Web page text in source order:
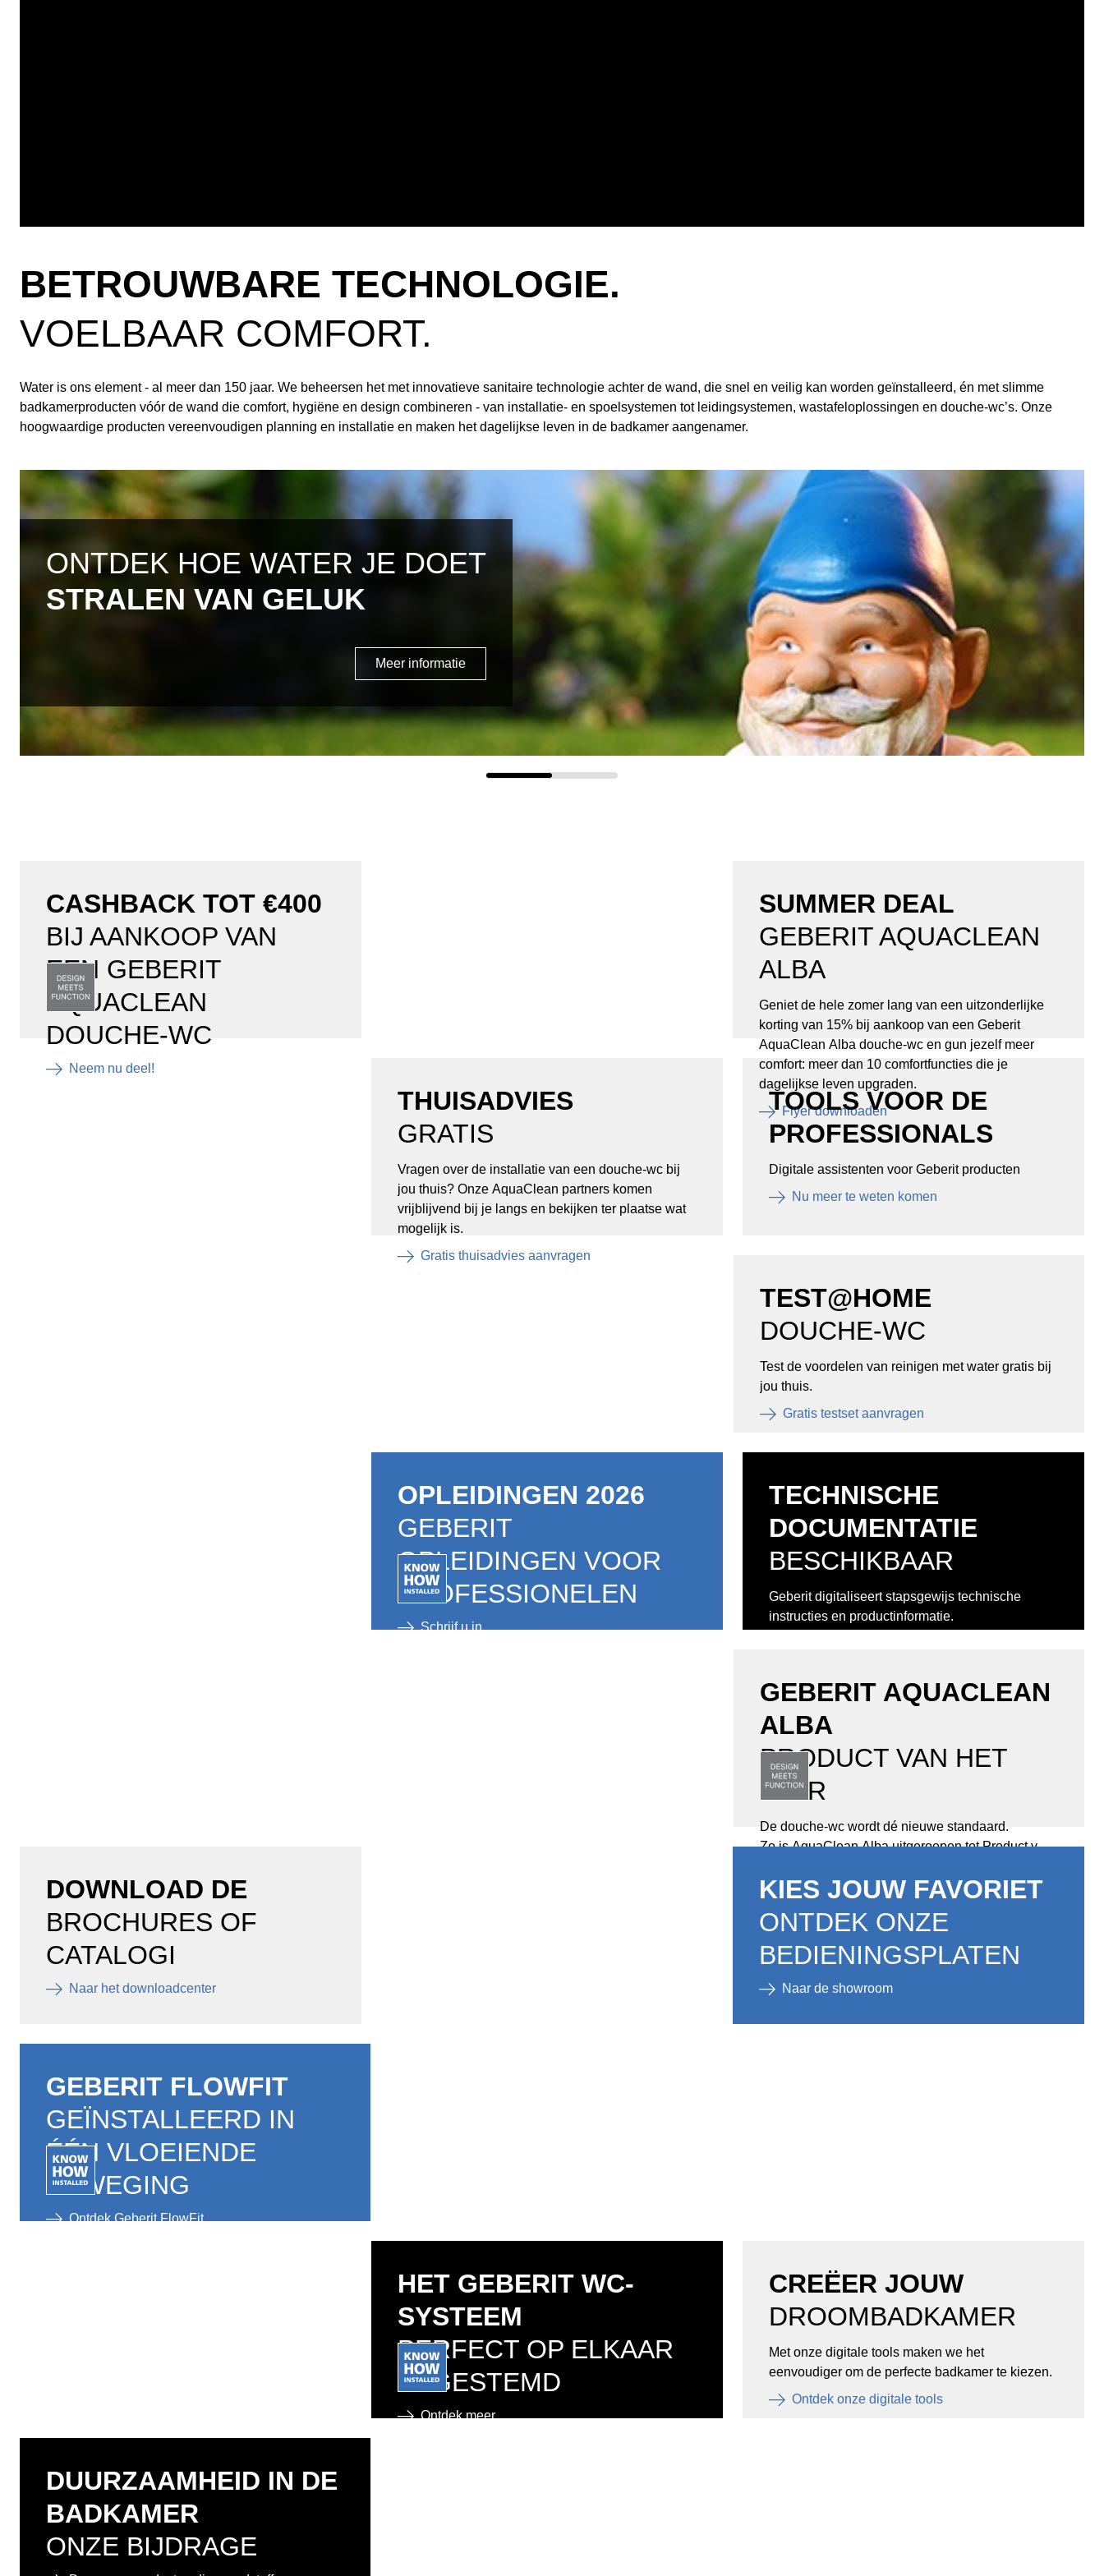
BETROUWBARE TECHNOLOGIE.
VOELBAAR COMFORT.
Water is ons element - al meer dan 150 jaar. We beheersen het met innovatieve sanitaire technologie achter de wand, die snel en veilig kan worden geïnstalleerd, én met slimme
badkamerproducten vóór de wand die comfort, hygiëne en design combineren - van installatie- en spoelsystemen tot leidingsystemen, wastafeloplossingen en douche-wc’s. Onze
hoogwaardige producten vereenvoudigen planning en installatie en maken het dagelijkse leven in de badkamer aangenamer.
ONTDEK HOE WATER JE DOET
STRALEN VAN GELUK
Meer informatie
CASHBACK TOT €400
BIJ AANKOOP VAN
EEN GEBERIT
AQUACLEAN
DOUCHE-WC
Neem nu deel!
SUMMER DEAL
GEBERIT AQUACLEAN
ALBA
Geniet de hele zomer lang van een uitzonderlijke
korting van 15% bij aankoop van een Geberit
AquaClean Alba douche-wc en gun jezelf meer
comfort: meer dan 10 comfortfuncties die je
dagelijkse leven upgraden.
Flyer downloaden
THUISADVIES
GRATIS
Vragen over de installatie van een douche-wc bij
jou thuis? Onze AquaClean partners komen
vrijblijvend bij je langs en bekijken ter plaatse wat
mogelijk is.
Gratis thuisadvies aanvragen
TOOLS VOOR DE
PROFESSIONALS
Digitale assistenten voor Geberit producten
Nu meer te weten komen
TEST@HOME
DOUCHE-WC
Test de voordelen van reinigen met water gratis bij
jou thuis.
Gratis testset aanvragen
OPLEIDINGEN 2026
GEBERIT
OPLEIDINGEN VOOR
PROFESSIONELEN
Schrijf u in
TECHNISCHE
DOCUMENTATIE
BESCHIKBAAR
Geberit digitaliseert stapsgewijs technische
instructies en productinformatie.
GEBERIT AQUACLEAN
ALBA
PRODUCT VAN HET
JAAR
De douche-wc wordt dé nieuwe standaard.
Zo is AquaClean Alba uitgeroepen tot Product van
DOWNLOAD DE
BROCHURES OF
CATALOGI
Naar het downloadcenter
KIES JOUW FAVORIET
ONTDEK ONZE
BEDIENINGSPLATEN
Naar de showroom
GEBERIT FLOWFIT
GEÏNSTALLEERD IN
ÉÉN VLOEIENDE
BEWEGING
Ontdek Geberit FlowFit
HET GEBERIT WC-
SYSTEEM
PERFECT OP ELKAAR
AFGESTEMD
Ontdek meer
CREËER JOUW
DROOMBADKAMER
Met onze digitale tools maken we het
eenvoudiger om de perfecte badkamer te kiezen.
Ontdek onze digitale tools
DUURZAAMHEID IN DE
BADKAMER
ONZE BIJDRAGE